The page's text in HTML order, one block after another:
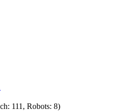
111, Robots: 8)